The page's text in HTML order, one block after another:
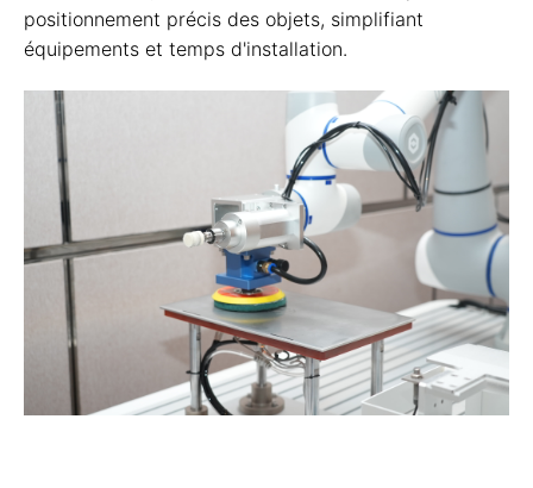
positionnement précis des objets, simplifiant
équipements et temps d'installation.